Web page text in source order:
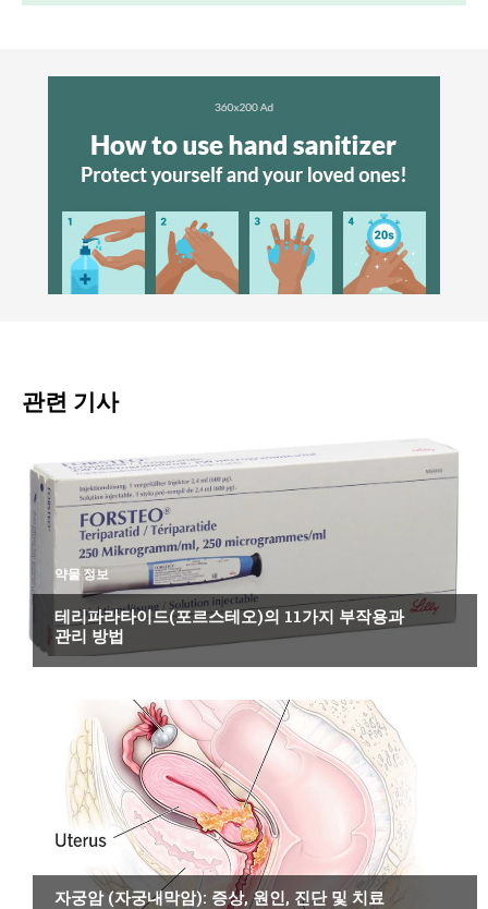
관련 기사
약물 정보
테리파라타이드(포르스테오)의 11가지 부작용과
관리 방법
자궁암 (자궁내막암): 증상, 원인, 진단 및 치료